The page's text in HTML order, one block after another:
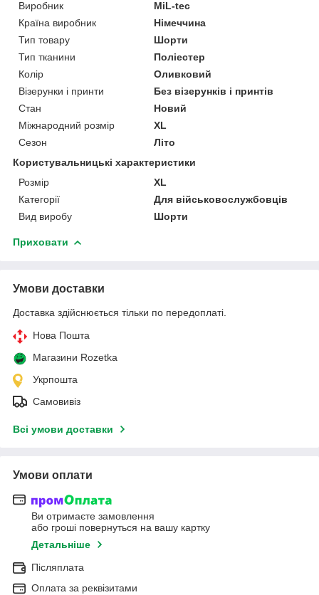
Виробник
MiL-tec
Країна виробник
Німеччина
Тип товару
Шорти
Тип тканини
Поліестер
Колір
Оливковий
Візерунки і принти
Без візерунків і принтів
Стан
Новий
Міжнародний розмір
XL
Сезон
Літо
Користувальницькі характеристики
Розмір
XL
Категорії
Для військовослужбовців
Вид виробу
Шорти
Приховати
Умови доставки
Доставка здійснюється тільки по передоплаті.
Нова Пошта
Магазини Rozetka
Укрпошта
Самовивіз
Всі умови доставки
Умови оплати
Ви отримаєте замовлення
або гроші повернуться на вашу картку
Детальніше
Післяплата
Оплата за реквізитами